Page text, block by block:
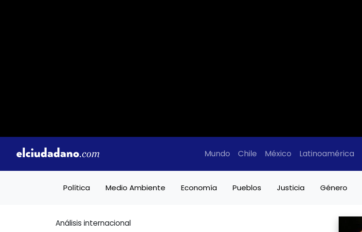
Mundo Chile México Latinoamérica
Política Medio Ambiente Economía Pueblos Justicia Género
Análisis internacional